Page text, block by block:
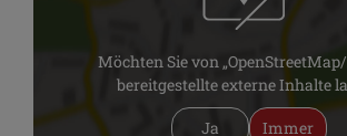
Möchten Sie von
bereitgestellte externe Inhalte
Ja Immer